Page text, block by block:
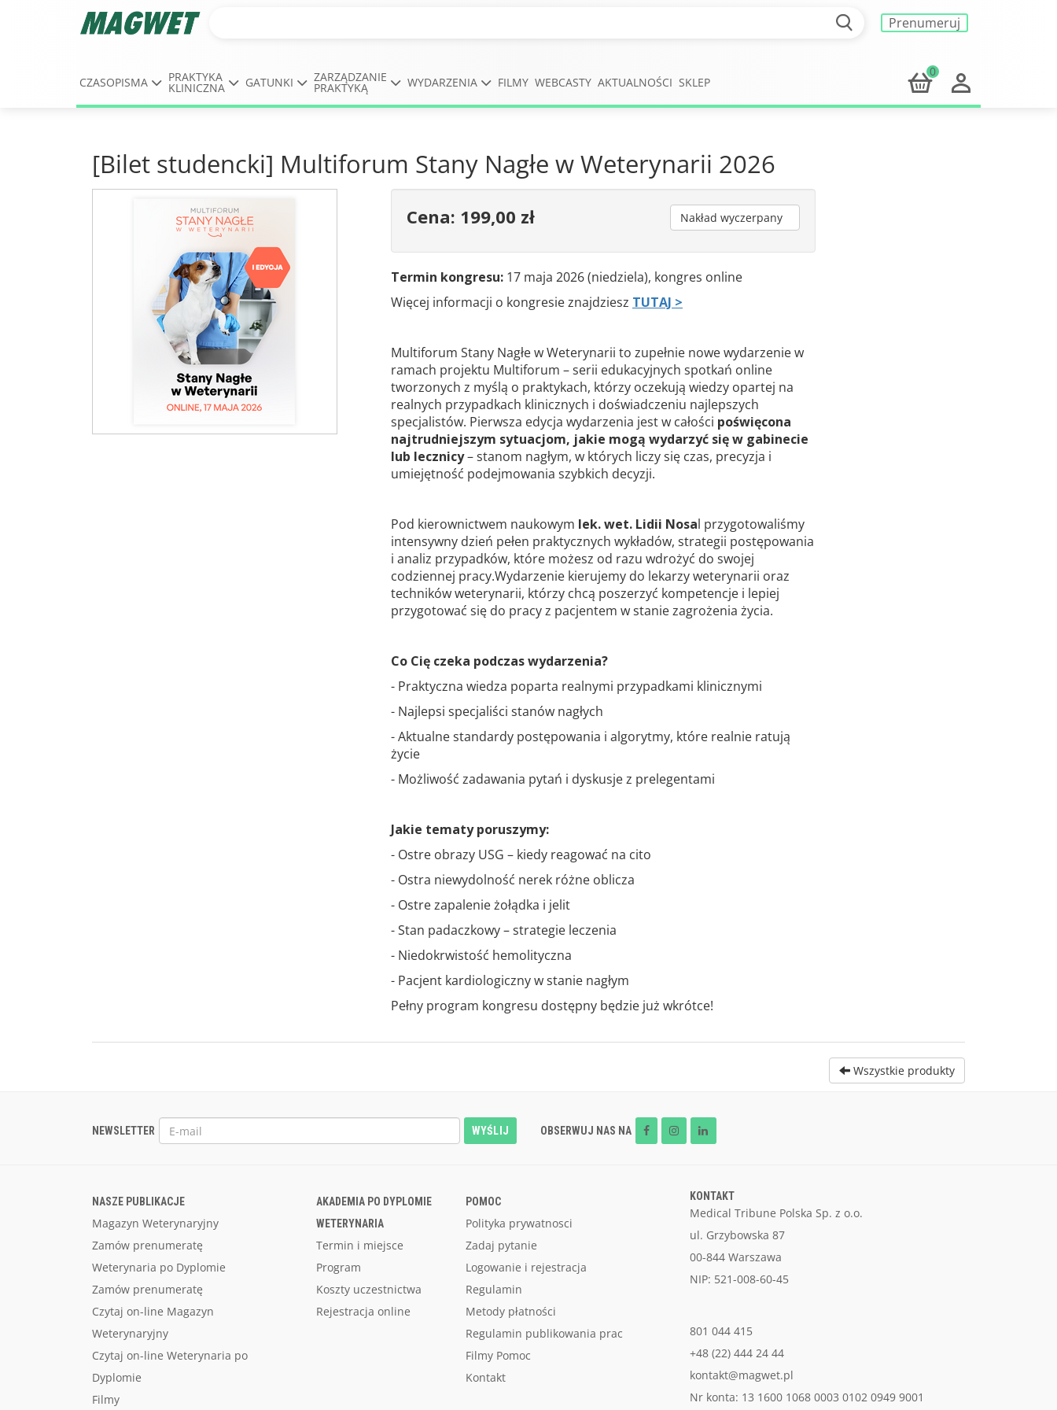
Prenumeruj
CZASOPISMA PRAKTYKA
KLINICZNA GATUNKI ZARZĄDZANIE
PRAKTYKĄ WYDARZENIA FILMY WEBCASTY AKTUALNOŚCI SKLEP
0
[Bilet studencki] Multiforum Stany Nagłe w Weterynarii 2026
Cena: 199,00 zł Nakład wyczerpany
Termin kongresu:17 maja 2026 (niedziela), kongres online
Więcej informacji o kongresie znajdziesz TUTAJ >
Multiforum Stany Nagłe w Weterynarii to zupełnie nowe wydarzenie w
ramach projektu Multiforum – serii edukacyjnych spotkań online
tworzonych z myślą o praktykach, którzy oczekują wiedzy opartej na
realnych przypadkach klinicznych i doświadczeniu najlepszych
specjalistów. Pierwsza edycja wydarzenia jest w całości poświęcona
najtrudniejszym sytuacjom, jakie mogą wydarzyć się w gabinecie
lub lecznicy– stanom nagłym, w których liczy się czas, precyzja i
umiejętność podejmowania szybkich decyzji.
Pod kierownictwem naukowym lek. wet. Lidii Nosal przygotowaliśmy
intensywny dzień pełen praktycznych wykładów, strategii postępowania
i analiz przypadków, które możesz od razu wdrożyć do swojej
codziennej pracy.Wydarzenie kierujemy do lekarzy weterynarii oraz
techników weterynarii, którzy chcą poszerzyć kompetencje i lepiej
przygotować się do pracy z pacjentem w stanie zagrożenia życia.
Co Cię czeka podczas wydarzenia?
- Praktyczna wiedza poparta realnymi przypadkami klinicznymi
- Najlepsi specjaliści stanów nagłych
- Aktualne standardy postępowania i algorytmy, które realnie ratują
życie
- Możliwość zadawania pytań i dyskusje z prelegentami
Jakie tematy poruszymy:
- Ostre obrazy USG – kiedy reagować na cito
- Ostra niewydolność nerek różne oblicza
- Ostre zapalenie żołądka i jelit
- Stan padaczkowy – strategie leczenia
- Niedokrwistość hemolityczna
- Pacjent kardiologiczny w stanie nagłym
Pełny program kongresu dostępny będzie już wkrótce!
Wszystkie produkty
NEWSLETTER WYŚLIJ OBSERWUJ NAS NA
NASZE PUBLIKACJE
Magazyn Weterynaryjny
Zamów prenumeratę
Weterynaria po Dyplomie
Zamów prenumeratę
Czytaj on-line Magazyn
Weterynaryjny
Czytaj on-line Weterynaria po
Dyplomie
Filmy
AKADEMIA PO DYPLOMIE
WETERYNARIA
Termin i miejsce
Program
Koszty uczestnictwa
Rejestracja online
POMOC
Polityka prywatnosci
Zadaj pytanie
Logowanie i rejestracja
Regulamin
Metody płatności
Regulamin publikowania prac
Filmy Pomoc
Kontakt
KONTAKT
Medical Tribune Polska Sp. z o.o.
ul. Grzybowska 87
00-844 Warszawa
NIP: 521-008-60-45
801 044 415
+48 (22) 444 24 44
kontakt@magwet.pl
Nr konta: 13 1600 1068 0003 0102 0949 9001